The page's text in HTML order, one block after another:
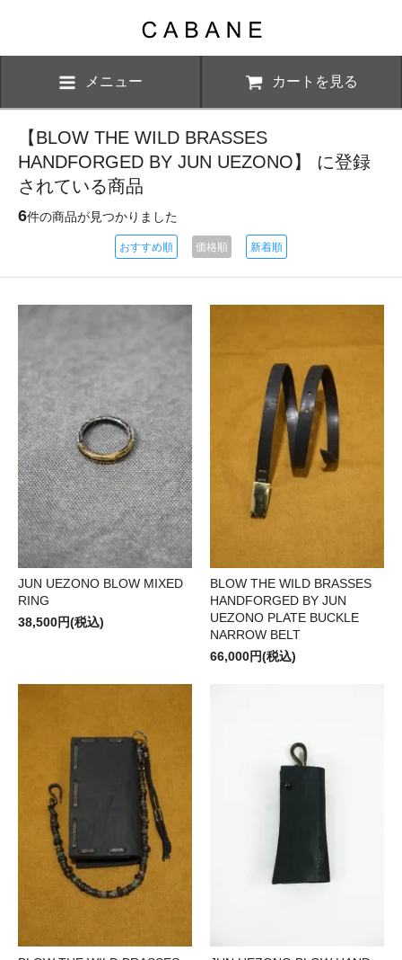
メニュー カートを見る
【BLOW THE WILD BRASSES
HANDFORGED BY JUN UEZONO】 に登録
されている商品
6件の商品が見つかりました
おすすめ順 価格順 新着順
JUN UEZONO BLOW MIXED
RING
38,500円(税込)
BLOW THE WILD BRASSES
HANDFORGED BY JUN
UEZONO PLATE BUCKLE
NARROW BELT
66,000円(税込)